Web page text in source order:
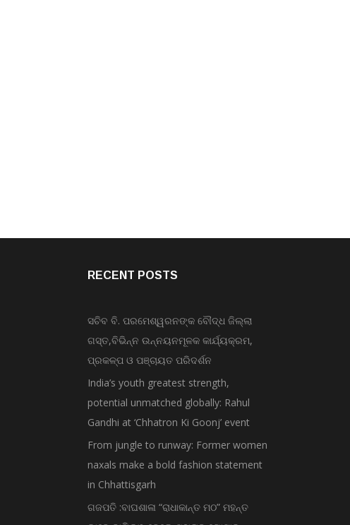
RECENT POSTS
ସଚିବ ବି. ପରମେଶ୍ୱରନଙ୍କ ବୌଦ୍ଧ ଜିଲ୍ଲା
ଗସ୍ତ,ବିଭିନ୍ନ ଉନ୍ନୟନମୂଳକ କାର୍ଯ୍ୟକ୍ରମ,
ପ୍ରକଳ୍ପ ଓ ପଞ୍ଚାୟତ ପରିଦର୍ଶନ
India’s youth greatest strength,
potential unmatched globally: Rahul
Gandhi at ‘Chhatron Ki Goonj’ event
From jungle to runway: Former women
naxals make a bold fashion statement
in Chhattisgarh
ଗଜପତି :ବାଘଶାଳା “ରାଧାକାନ୍ତ ମଠ” ମହନ୍ତ